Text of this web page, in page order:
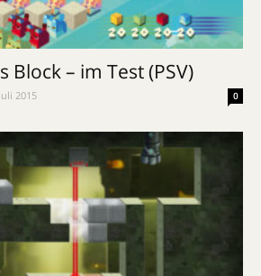
Block – im Test (PSV)
2015 0